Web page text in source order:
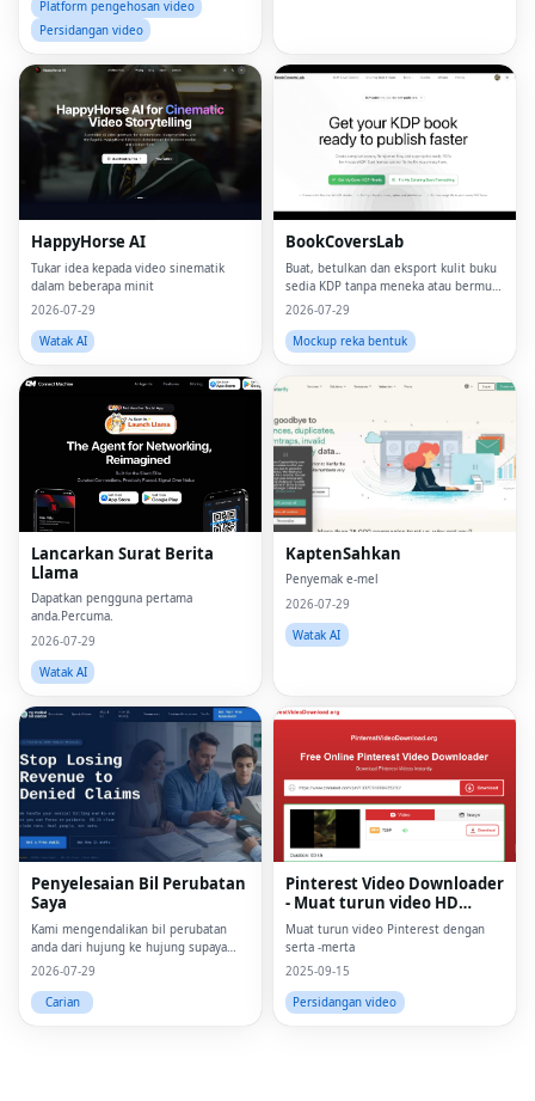
Platform pengehosan video
Persidangan video
HappyHorse AI
Tukar idea kepada video sinematik
dalam beberapa minit
2026-07-29
Watak AI
BookCoversLab
Buat, betulkan dan eksport kulit buku
sedia KDP tanpa meneka atau bermula
dari awal.
2026-07-29
Mockup reka bentuk
Lancarkan Surat Berita
Llama
Dapatkan pengguna pertama
anda.Percuma.
2026-07-29
Watak AI
KaptenSahkan
Penyemak e-mel
2026-07-29
Watak AI
Penyelesaian Bil Perubatan
Saya
Kami mengendalikan bil perubatan
anda dari hujung ke hujung supaya
anda boleh memberi tumpuan kepada
2026-07-29
Carian
Pinterest Video Downloader
- Muat turun video HD
dalam talian
Muat turun video Pinterest dengan
serta -merta
2025-09-15
Persidangan video